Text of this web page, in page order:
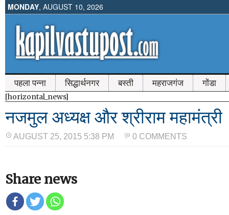
MONDAY, AUGUST 10, 2026
पहला पन्ना सिद्धार्थनगर बस्ती महराजगंज गोंडा
[horizontal_news]
नजमुल अध्यक्ष और श्रीराम महामंत्री
AUGUST 25, 2015 5:38 PM 0 COMMENTS
Share news